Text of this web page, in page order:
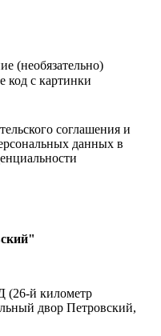
(необязательно)
код с картинки
соглашения и
данных в
(26-й километр
двор Петровский,